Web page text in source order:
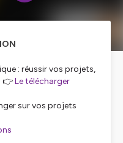
: réussir vos projets,
👉Le télécharger
sur vos projets